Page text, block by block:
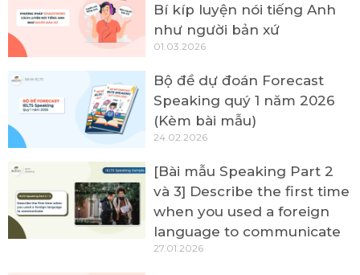
Bí kíp luyện nói tiếng Anh
như người bản xứ
01.03.2026
Bộ đề dự đoán Forecast
Speaking quý 1 năm 2026
(Kèm bài mẫu)
24.02.2026
[Bài mẫu Speaking Part 2
và 3] Describe the first time
when you used a foreign
language to communicate
27.01.2026